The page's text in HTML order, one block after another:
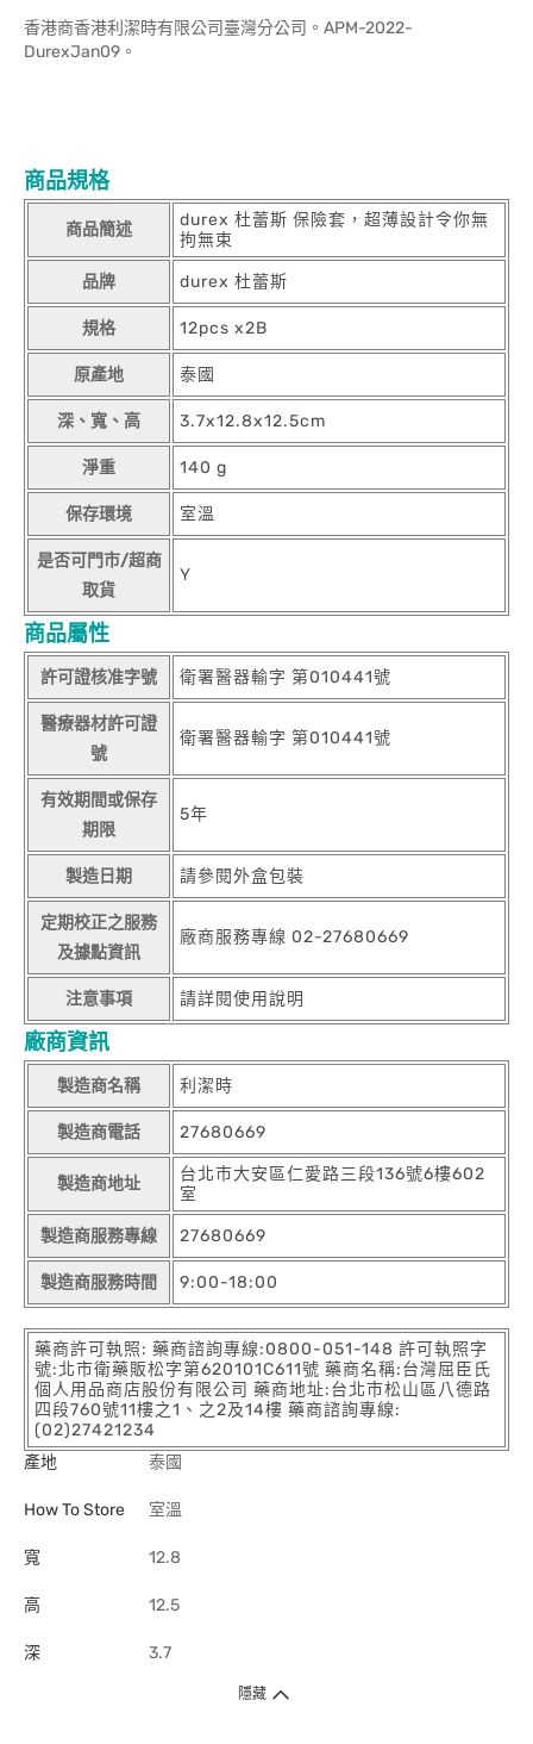
香港商香港利潔時有限公司臺灣分公司。APM-2022-
DurexJan09。
商品規格
商品簡述
durex 杜蕾斯 保險套，超薄設計令你無
拘無束
品牌 durex 杜蕾斯
規格 12pcs x2B
原產地 泰國
深、寬、高 3.7x12.8x12.5cm
淨重 140 g
保存環境 室溫
是否可門市/超商
取貨
Y
商品屬性
許可證核准字號 衛署醫器輸字 第010441號
醫療器材許可證
號
衛署醫器輸字 第010441號
有效期間或保存
期限
5年
製造日期 請參閱外盒包裝
定期校正之服務
及據點資訊
廠商服務專線 02-27680669
注意事項 請詳閱使用說明
廠商資訊
製造商名稱 利潔時
製造商電話 27680669
製造商地址
台北市大安區仁愛路三段136號6樓602
室
製造商服務專線 27680669
製造商服務時間 9:00-18:00
藥商許可執照: 藥商諮詢專線:0800-051-148 許可執照字
號:北市衛藥販松字第620101C611號 藥商名稱:台灣屈臣氏
個人用品商店股份有限公司 藥商地址:台北市松山區八德路
四段760號11樓之1、之2及14樓 藥商諮詢專線:
(02)27421234
產地
泰國
How To Store 室溫
寬 12.8
高 12.5
深 3.7
隱藏